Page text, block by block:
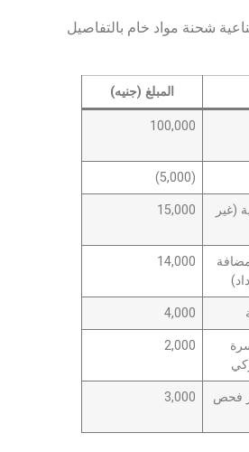
شحنة مواد خام بالتفاصيل
المبلغ (جنيه)
100,000
(5,000)
(غير
15,000
14,000
4,000
2,000
فحص
3,000